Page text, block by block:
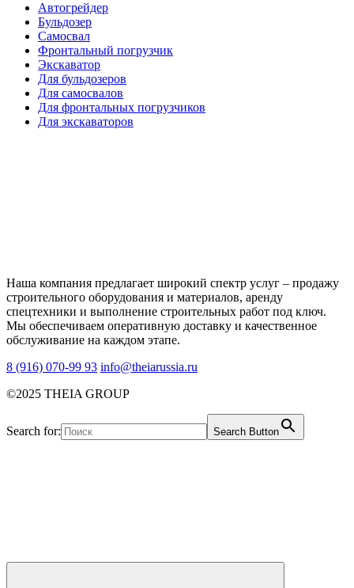
Автогрейдер
Бульдозер
Самосвал
Фронтальный погрузчик
Экскаватор
Для бульдозеров
Для самосвалов
Для фронтальных погрузчиков
Для экскаваторов
Наша компания предлагает широкий спектр услуг – продажу
строительного оборудования и материалов, аренду
спецтехники и выполнение строительных работ под ключ.
Мы обеспечиваем оперативную доставку и качественное
обслуживание на каждом этапе.
8 (916) 070-99 93 info@theiarussia.ru
©2025 THEIA GROUP
Search for: Search Button